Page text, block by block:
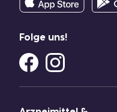
Folge uns!